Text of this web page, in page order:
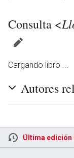
Consulta <
Cargando libro ...
Autores
Última edición